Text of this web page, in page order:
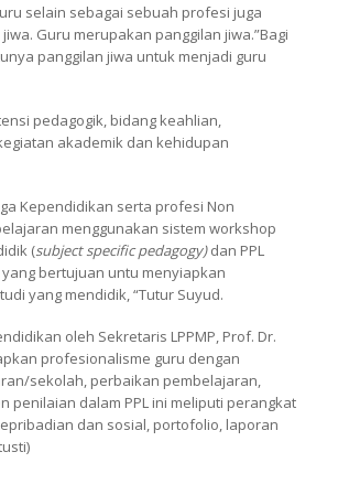
selain sebagai sebuah profesi juga
Guru merupakan panggilan jiwa.”Bagi
panggilan jiwa untuk menjadi guru
pedagogik, bidang keahlian,
akademik dan kehidupan
Kependidikan serta profesi Non
menggunakan sistem workshop
(subject specific pedagogy)dan PPL
bertujuan untu menyiapkan
yang mendidik, “Tutur Suyud.
oleh Sekretaris LPPMP, Prof. Dr.
profesionalisme guru dengan
sekolah, perbaikan pembelajaran,
penilaian dalam PPL ini meliputi perangkat
dan sosial, portofolio, laporan